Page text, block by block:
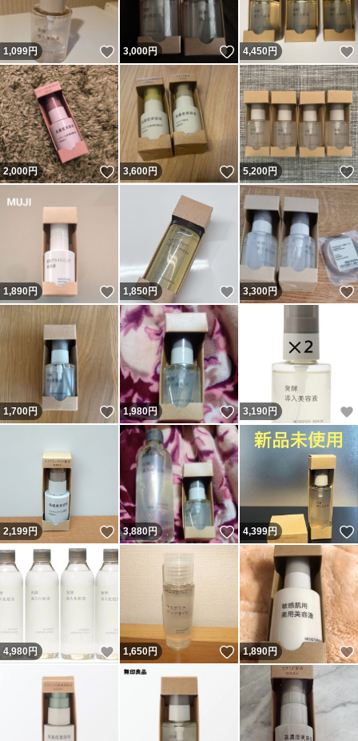
1,099円 いいね！
3,000円 いいね！
4,450円
2,000円 いいね！
3,600円 いいね！
5,200円
1,890円 いいね！
1,850円 いいね！
3,300円
1,700円 いいね！
1,980円 いいね！
3,190 円
2,199円 いいね！
3,880円 いいね！
4,399円
4,980円 いいね！
1,650円 いいね！
1,890円